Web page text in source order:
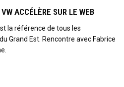
ACCÉLÈRE SUR LE WEB
la référence de tous les
Grand Est. Rencontre avec Fabrice